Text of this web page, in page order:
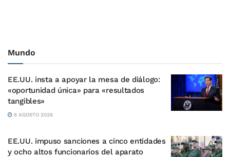
Mundo
EE.UU. insta a apoyar la mesa de diálogo:
«oportunidad única» para «resultados
tangibles»
6 AGOSTO 2026
EE.UU. impuso sanciones a cinco entidades
y ocho altos funcionarios del aparato